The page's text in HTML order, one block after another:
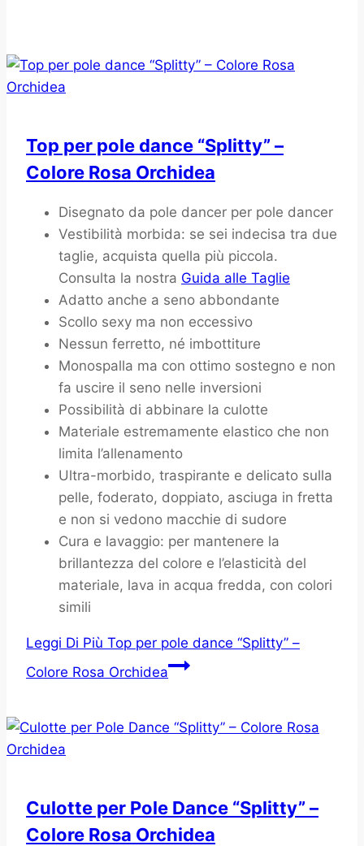
Top per pole dance “Splitty” –
Colore Rosa Orchidea
Giugno
20243
Aprile
2026
Disegnato da pole dancer per pole dancer
Vestibilità morbida: se sei indecisa tra due
taglie, acquista quella più piccola.
Consulta la nostra Guida alle Taglie
Adatto anche a seno abbondante
Scollo sexy ma non eccessivo
Nessun ferretto, né imbottiture
Monospalla ma con ottimo sostegno e non
fa uscire il seno nelle inversioni
Possibilità di abbinare la culotte
Materiale estremamente elastico che non
limita l’allenamento
Ultra-morbido, traspirante e delicato sulla
pelle, foderato, doppiato, asciuga in fretta
e non si vedono macchie di sudore
Cura e lavaggio: per mantenere la
brillantezza del colore e l’elasticità del
materiale, lava in acqua fredda, con colori
simili
Leggi Di Più Top per pole dance “Splitty” –
Colore Rosa Orchidea
Culotte per Pole Dance “Splitty” –
Colore Rosa Orchidea